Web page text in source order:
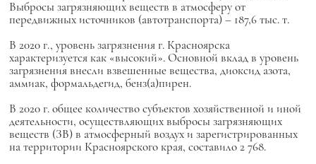
Выбросы загрязняющих веществ в атмосферу от
передвижных источников (автотранспорта) – 187,6 тыс. т.
В 2020 г., уровень загрязнения г. Красноярска
характеризуется как «высокий». Основной вклад в уровень
загрязнения внесли взвешенные вещества, диоксид азота,
аммиак, формальдегид, бенз(а)пирен.
В 2020 г. общее количество субъектов хозяйственной и иной
деятельности, осуществляющих выбросы загрязняющих
веществ (ЗВ) в атмосферный воздух и зарегистрированных
на территории Красноярского края, составило 2 768.